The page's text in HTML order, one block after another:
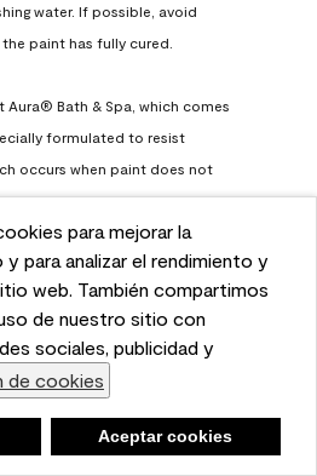
to enhance user experience
and traffic on our website.
about your use of our site
and analytics
Accept Cookies
para mejorar la
para analizar el rendimiento y
web. También compartimos
de nuestro sitio con
sociales, publicidad y
de cookies
Aceptar cookies
water. If possible, avoid
paint has fully cured.
Aura® Bath & Spa, which comes
formulated to resist
occurs when paint does not
cure before being exposed to
feel free to check it out here:
en-us/interior-exterior-
abs/aura-bath-and-spa-